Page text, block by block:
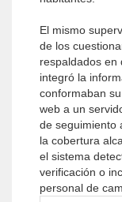
El mismo
de los
respaldados en
integró la
conformaban
web a un
de seguimiento
la cobertura
el sistema
verificación o
personal de